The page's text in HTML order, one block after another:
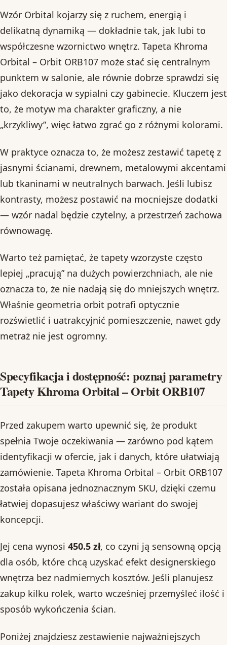
Wzór Orbital kojarzy się z ruchem, energią i
delikatną dynamiką — dokładnie tak, jak lubi to
współczesne wzornictwo wnętrz. Tapeta Khroma
Orbital – Orbit ORB107 może stać się centralnym
punktem w salonie, ale równie dobrze sprawdzi się
jako dekoracja w sypialni czy gabinecie. Kluczem jest
to, że motyw ma charakter graficzny, a nie
„krzykliwy”, więc łatwo zgrać go z różnymi kolorami.
W praktyce oznacza to, że możesz zestawić tapetę z
jasnymi ścianami, drewnem, metalowymi akcentami
lub tkaninami w neutralnych barwach. Jeśli lubisz
kontrasty, możesz postawić na mocniejsze dodatki
— wzór nadal będzie czytelny, a przestrzeń zachowa
równowagę.
Warto też pamiętać, że tapety wzorzyste często
lepiej „pracują” na dużych powierzchniach, ale nie
oznacza to, że nie nadają się do mniejszych wnętrz.
Właśnie geometria orbit potrafi optycznie
rozświetlić i uatrakcyjnić pomieszczenie, nawet gdy
metraż nie jest ogromny.
Specyfikacja i dostępność: poznaj parametry
Tapety Khroma Orbital – Orbit ORB107
Przed zakupem warto upewnić się, że produkt
spełnia Twoje oczekiwania — zarówno pod kątem
identyfikacji w ofercie, jak i danych, które ułatwiają
zamówienie. Tapeta Khroma Orbital – Orbit ORB107
została opisana jednoznacznym SKU, dzięki czemu
łatwiej dopasujesz właściwy wariant do swojej
koncepcji.
Jej cena wynosi 450.5 zł, co czyni ją sensowną opcją
dla osób, które chcą uzyskać efekt designerskiego
wnętrza bez nadmiernych kosztów. Jeśli planujesz
zakup kilku rolek, warto wcześniej przemyśleć ilość i
sposób wykończenia ścian.
Poniżej znajdziesz zestawienie najważniejszych